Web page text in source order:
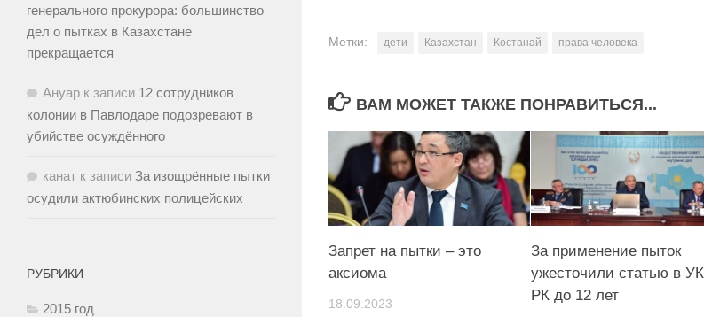
Метки: дети Казахстан Костанай права человека
ВАМ МОЖЕТ ТАКЖЕ ПОНРАВИТЬСЯ...
Запрет на пытки – это
аксиома
18.09.2023
За применение пыток
ужесточили статью в УК
РК до 12 лет
генерального прокурора: большинство
дел о пытках в Казахстане
прекращается
Ануар к записи 12 сотрудников
колонии в Павлодаре подозревают в
убийстве осуждённого
канат к записи За изощрённые пытки
осудили актюбинских полицейских
РУБРИКИ
2015 год